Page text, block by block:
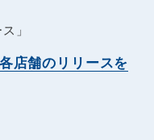
」
店舗のリリースを